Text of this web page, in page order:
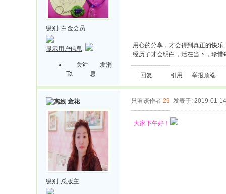
级别: 白金会员
显示用户信息
关注
Ta
发消
息
用心的分享，才会得到真正的快乐
经历了才会明白，活在当下，珍惜
回复 引用 举报顶端
金花
级别: 总版主
只看该作者 29 发表于: 2019-01-14
大家下午好！